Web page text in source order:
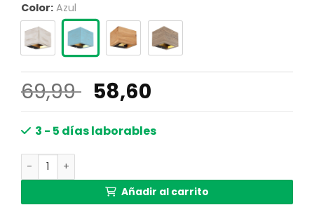
Color: Azul
69,99 El
precio
original
58,60
actual
3 - 5 días laborables
Lámpara de pared cuadrada única con acabado
Añadir al carrito